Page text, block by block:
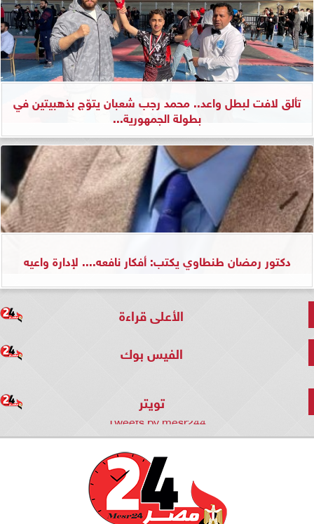
تألق لافت لبطل واعد.. محمد رجب شعبان يتوّج بذهبيتين في
بطولة الجمهورية...
دكتور رمضان طنطاوي يكتب: أفكار نافعه.... لإدارة واعيه
الأعلى قراءة
الفيس بوك
تويتر
Tweets by mesr244